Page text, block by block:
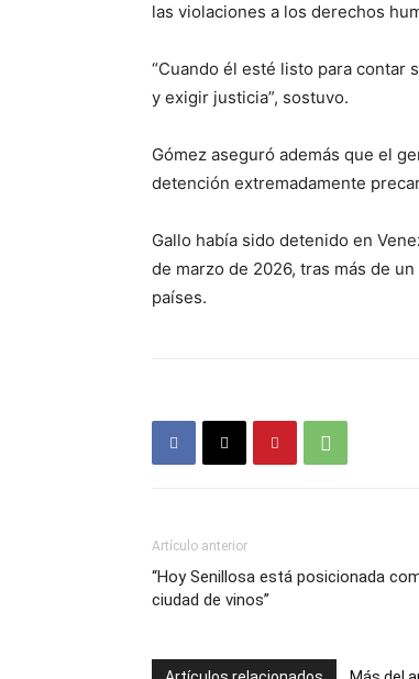
las violaciones a los derechos
“Cuando él esté listo para contar
y exigir justicia”, sostuvo.
Gómez aseguró además que el
detención extremadamente
Gallo había sido detenido en
de marzo de 2026, tras más de
países.
Artículo anterior
“Hoy Senillosa está posicionada
ciudad de vinos”